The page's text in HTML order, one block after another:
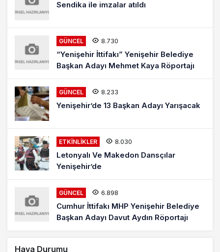
Sendika ile imzalar atıldı
GÜNCEL 8.730
“Yenişehir İttifakı” Yenişehir Belediye
Başkan Adayı Mehmet Kaya Röportajı
GÜNCEL 8.233
Yenişehir’de 13 Başkan Adayı Yarışacak
ETKINLIKLER 8.030
Letonyalı Ve Makedon Dansçılar
Yenişehir’de
GÜNCEL 6.898
Cumhur İttifakı MHP Yenişehir Belediye
Başkan Adayı Davut Aydın Röportajı
Hava Durumu